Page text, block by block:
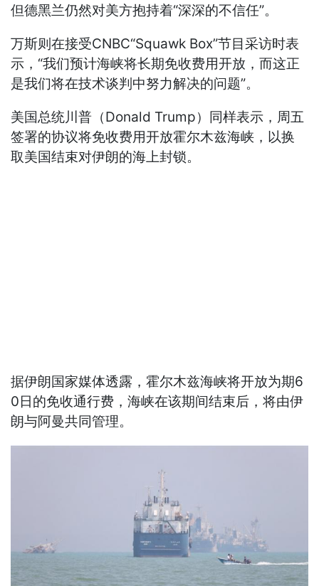
但德黑兰仍然对美方抱持着“深深的不信任”。
万斯则在接受CNBC“Squawk Box”节目采访时表
示，“我们预计海峡将长期免收费用开放，而这正
是我们将在技术谈判中努力解决的问题”。
美国总统川普（Donald Trump）同样表示，周五
签署的协议将免收费用开放霍尔木兹海峡，以换
取美国结束对伊朗的海上封锁。
据伊朗国家媒体透露，霍尔木兹海峡将开放为期6
0日的免收通行费，海峡在该期间结束后，将由伊
朗与阿曼共同管理。